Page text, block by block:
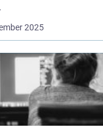
2025